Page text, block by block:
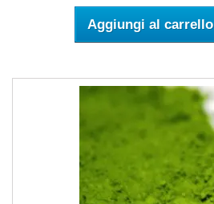
Aggiungi al carrello